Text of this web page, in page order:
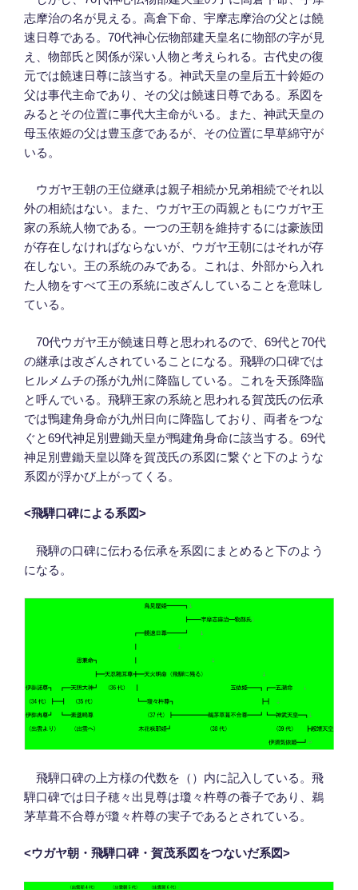
志摩治の名が見える。高倉下命、宇摩志摩治の父とは饒
速日尊である。70代神心伝物部建天皇名に物部の字が見
え、物部氏と関係が深い人物と考えられる。古代史の復
元では饒速日尊に該当する。神武天皇の皇后五十鈴姫の
父は事代主命であり、その父は饒速日尊である。系図を
みるとその位置に事代大主命がいる。また、神武天皇の
母玉依姫の父は豊玉彦であるが、その位置に早草綿守が
いる。
ウガヤ王朝の王位継承は親子相続か兄弟相続でそれ以
外の相続はない。また、ウガヤ王の両親ともにウガヤ王
家の系統人物である。一つの王朝を維持するには豪族団
が存在しなければならないが、ウガヤ王朝にはそれが存
在しない。王の系統のみである。これは、外部から入れ
た人物をすべて王の系統に改ざんしていることを意味し
ている。
70代ウガヤ王が饒速日尊と思われるので、69代と70代
の継承は改ざんされていることになる。飛騨の口碑では
ヒルメムチの孫が九州に降臨している。これを天孫降臨
と呼んでいる。飛騨王家の系統と思われる賀茂氏の伝承
では鴨建角身命が九州日向に降臨しており、両者をつな
ぐと69代神足別豊鋤天皇が鴨建角身命に該当する。69代
神足別豊鋤天皇以降を賀茂氏の系図に繋ぐと下のような
系図が浮かび上がってくる。
<飛騨口碑による系図>
飛騨の口碑に伝わる伝承を系図にまとめると下のよう
になる。
飛騨口碑の上方様の代数を（）内に記入している。飛
騨口碑では日子穂々出見尊は瓊々杵尊の養子であり、鵜
茅草葺不合尊が瓊々杵尊の実子であるとされている。
<ウガヤ朝・飛騨口碑・賀茂系図をつないだ系図>